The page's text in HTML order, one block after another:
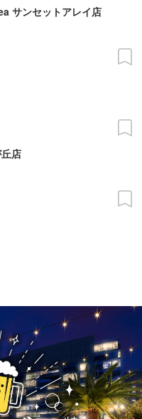
サンセットアレイ店
店